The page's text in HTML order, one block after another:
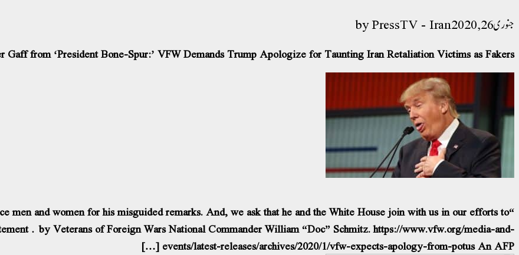
جنوری 26, 2020 PressTV - Iran
Gaff from ‘President Bone-Spur:’ VFW Demands Trump Apologize for Taunting Iran Retaliation Victims as Fakers
men and women for his misguided remarks. And, we ask that he and the White House join with us in our efforts to
by Veterans of Foreign Wars National Commander William “Doc” Schmitz. https://www.vfw.org/media-and-
events/latest-releases/archives/2020/1/vfw-expects-apology-from-potus An AFP […]